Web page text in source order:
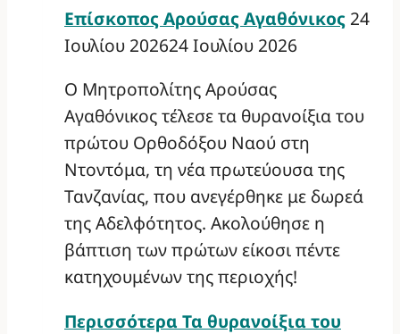
Επίσκοπος Αρούσας Αγαθόνικος 24
Ιουλίου 202624 Ιουλίου 2026
Ο Μητροπολίτης Αρούσας
Αγαθόνικος τέλεσε τα θυρανοίξια του
πρώτου Ορθοδόξου Ναού στη
Ντοντόμα, τη νέα πρωτεύουσα της
Τανζανίας, που ανεγέρθηκε με δωρεά
της Αδελφότητος. Ακολούθησε η
βάπτιση των πρώτων είκοσι πέντε
κατηχουμένων της περιοχής!
Περισσότερα Τα θυρανοίξια του